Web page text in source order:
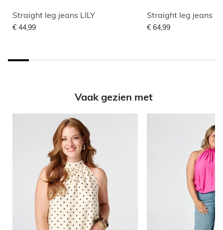
Straight leg jeans LILY
€ 44,99
Straight leg jeans
€ 64,99
Vaak gezien met